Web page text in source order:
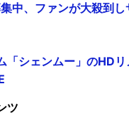
中、ファンが大殺到
「シェンムー」のHD
ツ